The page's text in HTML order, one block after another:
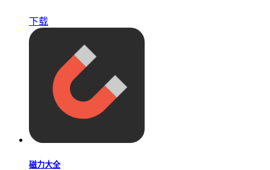
下载
磁力大全